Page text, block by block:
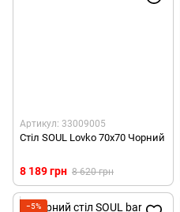
Артикул: 33009005
Стіл SOUL Lovko 70x70 Чорний
8 189 грн 8 620 грн
−5%